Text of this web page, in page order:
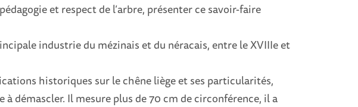
et respect de l’arbre, présenter ce savoir-faire
industrie du mézinais et du néracais, entre le XVIIIe et
historiques sur le chêne liège et ses particularités,
à démascler. Il mesure plus de 70 cm de circonférence, il a